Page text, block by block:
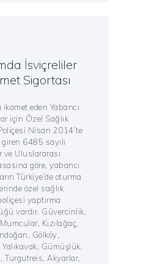
İsviçreliler
Sigortası
eden Yabancı
için Özel Sağlık
Nisan 2014’te
6485 sayılı
ve Uluslararası
göre, yabancı
Türkiye’de oturma
özel sağlık
yaptırma
vardır. Güvercinlik,
Kızılağaç,
Gölköy,
Gümüşlük,
Turgutreis, Akyarlar,